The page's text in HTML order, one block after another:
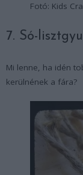
Fotó: Kids
7. Só-
Mi lenne, ha idén
kerülnének a fára?